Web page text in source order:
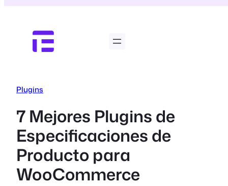
contenido
Plugins
7 Mejores Plugins de
Especificaciones de
Producto para
WooCommerce